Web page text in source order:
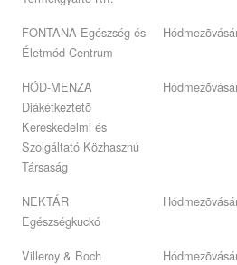
FONTANA Egészség és
Életmód Centrum
HÓD-MENZA
Diákétkeztetõ
Kereskedelmi és
Szolgáltató Közhasznú
Társaság
NEKTÁR
Egészségkuckó
Villeroy & Boch